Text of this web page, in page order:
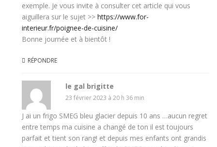
exemple. Je vous invite à consulter cet article qui vous
aiguillera sur le sujet >> https://www.for-
interieur.fr/poignee-de-cuisine/
Bonne journée et à bientôt !
RÉPONDRE
le gal brigitte
23 février 2023 à 20 h 36 min
J ai un frigo SMEG bleu glacier depuis 10 ans …aucun regret
entre temps ma cuisine a changé de ton il est toujours
parfait et tient son rang! et depuis mes enfants ont grandis